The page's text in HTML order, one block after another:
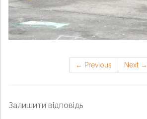
← Previous Next →
Залишити відповідь